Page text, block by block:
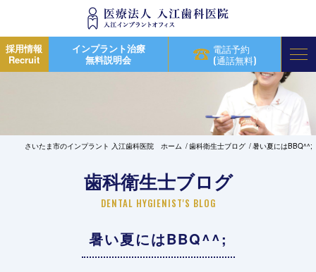
採用情報
Recruit
インプラント治療
無料説明会
電話予約
(通話無料)
さいたま市のインプラント 入江歯科医院 ホーム 歯科衛生士ブログ 暑い夏にはBBQ^^;
歯科衛生士ブログ
DENTAL HYGIENIST'S BLOG
暑い夏にはBBQ^^;